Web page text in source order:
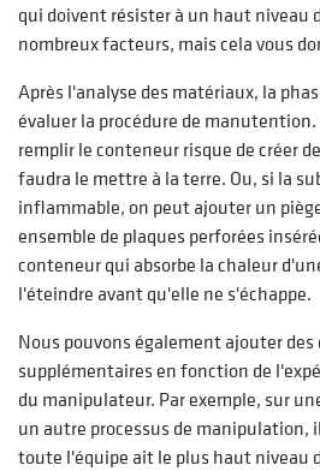
qui doivent résister à un haut niveau
nombreux facteurs, mais cela vous
Après l'analyse des matériaux, la
évaluer la procédure de
remplir le conteneur risque de créer
faudra le mettre à la terre. Ou, si la
inflammable, on peut ajouter un
ensemble de plaques perforées
conteneur qui absorbe la chaleur
l'éteindre avant qu'elle ne s'échappe.
Nous pouvons également ajouter
supplémentaires en fonction de
du manipulateur. Par exemple, sur
un autre processus de manipulation,
toute l'équipe ait le plus haut niveau